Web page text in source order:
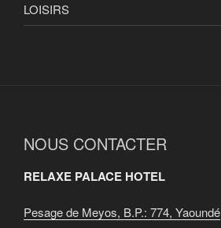
LOISIRS
NOUS CONTACTER
RELAXE PALACE HOTEL
Pesage de Meyos, B.P.: 774, Yaoundé